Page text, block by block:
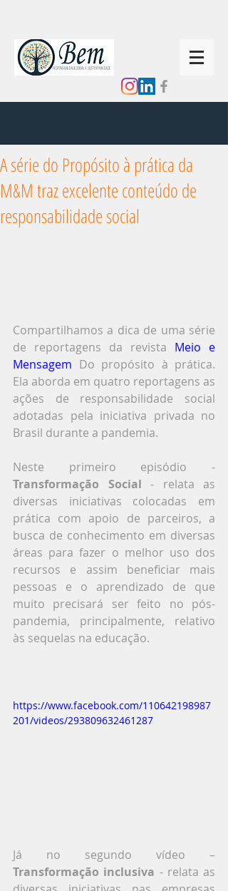
A série do Propósito à prática da
M&M traz excelente conteúdo de
responsabilidade social
Compartilhamos a dica de uma série
de reportagens da revista Meio e
Mensagem Do propósito à prática.
Ela aborda em quatro reportagens as
ações de responsabilidade social
adotadas pela iniciativa privada no
Brasil durante a pandemia.
Transformação Social - relata as
diversas iniciativas colocadas em
prática com apoio de parceiros, a
busca de conhecimento em diversas
áreas para fazer o melhor uso dos
recursos e assim beneficiar mais
pessoas e o aprendizado de que
muito precisará ser feito no pós-
pandemia, principalmente, relativo
às sequelas na educação.
https://www.facebook.com/110642198987
201/videos/293809632461287
Transformação inclusiva - relata as